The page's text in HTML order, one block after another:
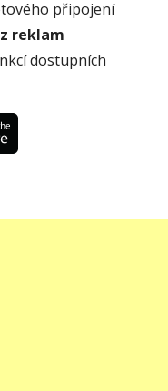
připojení
reklam
dostupních